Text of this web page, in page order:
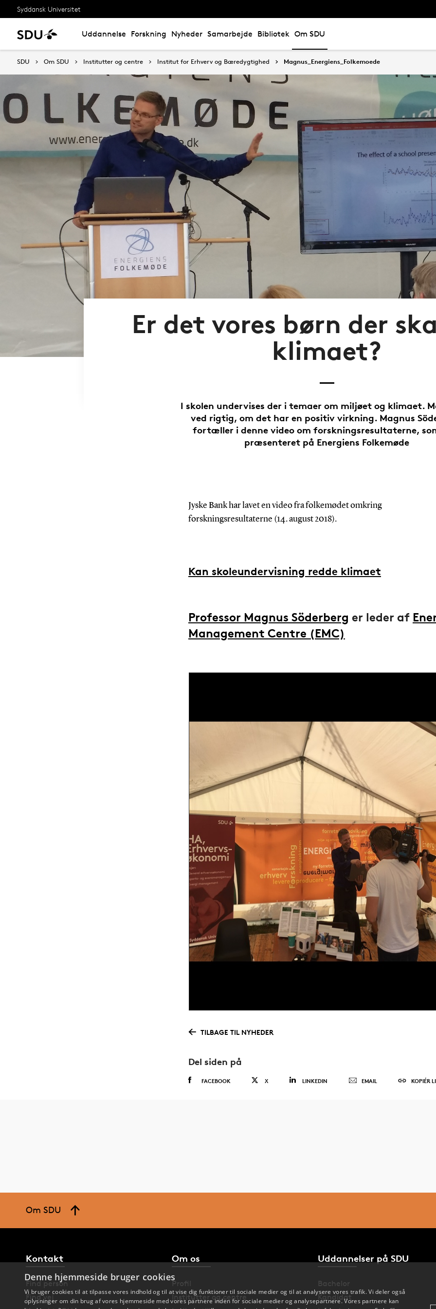
Syddansk Universitet
Uddannelse Forskning Nyheder Samarbejde Bibliotek Om SDU
SDU Om SDU Institutter og centre Institut for Erhverv og Bæredygtighed Magnus_Energiens_Folkemoede
Er det vores børn der
klimaet?
I skolen undervises der i temaer om miljøet og klimaet.
ved rigtig, om det har en positiv virkning. Magnus
fortæller i denne video om forskningsresultaterne,
præsenteret på Energiens Folkemøde
Jyske Bank har lavet en video fra folkemødet omkring
forskningsresultaterne (14. august 2018).
Kan skoleundervisning redde klimaet
Professor Magnus Söderberg er leder af
Management Centre (EMC)
TILBAGE TIL NYHEDER
Del siden på
FACEBOOK X LINKEDIN EMAIL KOPIÉR
Om SDU
Kontakt
Find person
Find vej
Om os
Profil
Institutter og centre
Uddannelser på SDU
Bachelor
Kandidat
Denne hjemmeside bruger cookies
Vi bruger cookies til at tilpasse vores indhold og til at vise dig funktioner til sociale medier og til at analysere vores trafik. Vi deler også
oplysninger om din brug af vores hjemmeside med vores partnere inden for sociale medier og analysepartnere. Vores partnere kan